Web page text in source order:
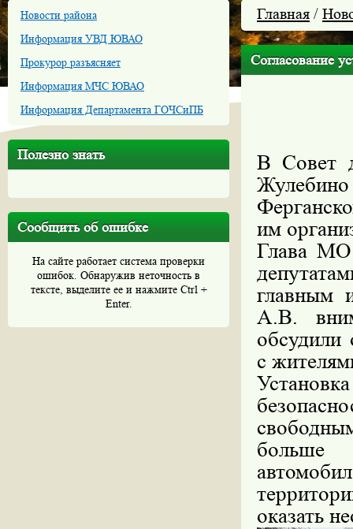
Новости района
Информация УВД ЮВАО
Прокурор разъясняет
Информация МЧС ЮВАО
Информация Департамента ГОЧСиПБ
Полезно знать
Сообщить об ошибке
На сайте работает система проверки
ошибок. Обнаружив неточность в
тексте, выделите ее и нажмите Ctrl +
Enter.
Главная /
Согласование
В Совет
им
Глава МО
главным
А.В.
обсудили
с
больше
оказать